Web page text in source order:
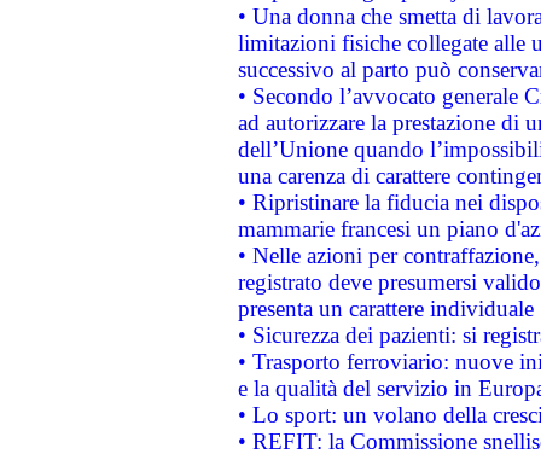
• Una donna che smetta di
limitazioni fisiche collegate alle
successivo al parto può
• Secondo l’avvocato
ad autorizzare la prestazione di
dell’Unione quando
una carenza di carattere
• Ripristinare la fiducia nei
mammarie francesi un piano
• Nelle azioni per
registrato deve presumersi
presenta un carattere individuale
• Sicurezza dei pazienti: si
• Trasporto ferroviario: nuove
e la qualità del servizio in
• Lo sport: un volano della
• REFIT: la Commissione